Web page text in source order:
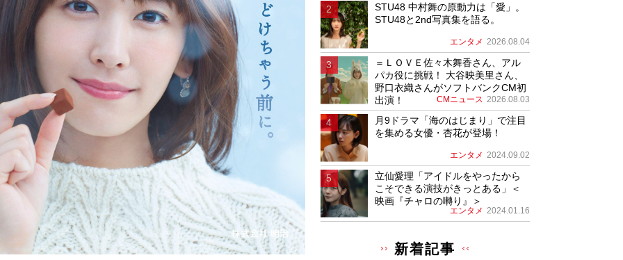
STU48 中村舞の原動力は「愛」。
STU48と2nd写真集を語る。
エンタメ 2026.08.04
＝ＬＯＶＥ佐々木舞香さん、アル
パカ役に挑戦！ 大谷映美里さん、
野口衣織さんがソフトバンクCM初
出演！
CMニュース 2026.08.03
月9ドラマ「海のはじまり」で注目
を集める女優・杏花が登場！
エンタメ 2024.09.02
立仙愛理「アイドルをやったから
こそできる演技がきっとある」＜
映画『チャロの囀り』＞
エンタメ 2024.01.16
新着記事